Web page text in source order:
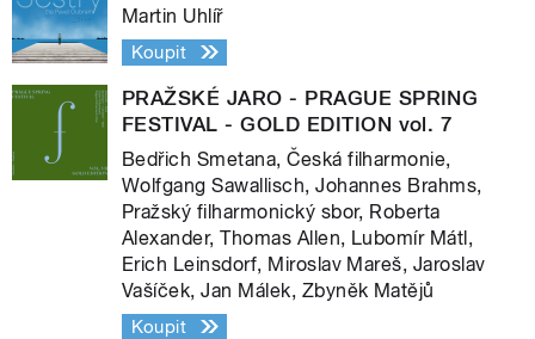
Martin Uhlíř
Koupit
PRAŽSKÉ JARO - PRAGUE SPRING
FESTIVAL - GOLD EDITION vol. 7
Bedřich Smetana, Česká filharmonie,
Wolfgang Sawallisch, Johannes Brahms,
Pražský filharmonický sbor, Roberta
Alexander, Thomas Allen, Lubomír Mátl,
Erich Leinsdorf, Miroslav Mareš, Jaroslav
Vašíček, Jan Málek, Zbyněk Matějů
Koupit